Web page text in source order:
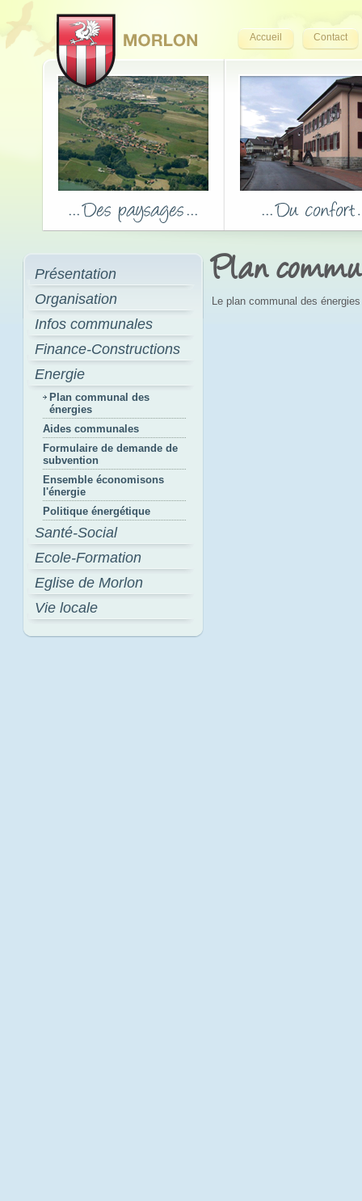
Accueil Contact
Présentation
Organisation
Infos communales
Finance-Constructions
Energie
Plan communal des
énergies
Aides communales
Formulaire de demande de
subvention
Ensemble économisons
l'énergie
Politique énergétique
Santé-Social
Ecole-Formation
Eglise de Morlon
Vie locale
Plan
Le plan communal des